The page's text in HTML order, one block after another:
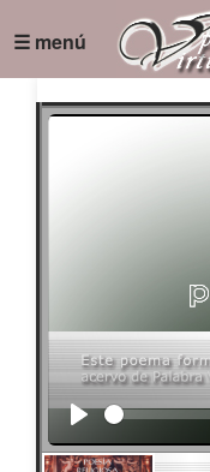
☰ menú